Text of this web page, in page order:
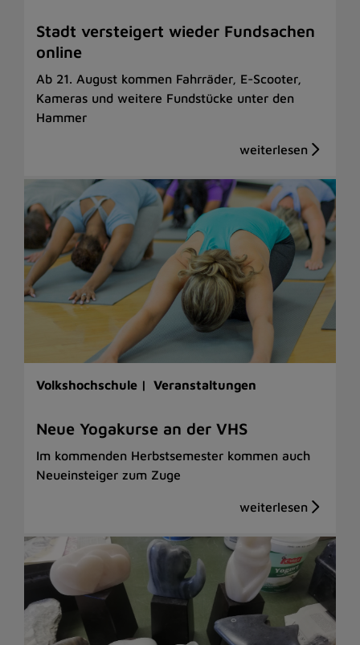
Stadt versteigert wieder Fundsachen
online
Ab 21. August kommen Fahrräder, E-Scooter,
Kameras und weitere Fundstücke unter den
Hammer
Volkshochschule | Veranstaltungen
Neue Yogakurse an der VHS
Im kommenden Herbstsemester kommen auch
Neueinsteiger zum Zuge